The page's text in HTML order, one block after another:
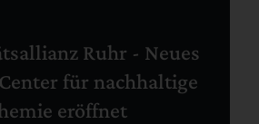
Ruhr - Neues
für nachhaltige
eröffnet